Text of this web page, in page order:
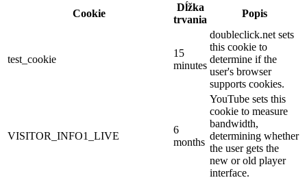
Cookie
Dĺžka
trvania
Popis
test_cookie
15
minutes
doubleclick.net sets
this cookie to
determine if the
user's browser
supports cookies.
VISITOR_INFO1_LIVE
6
months
YouTube sets this
cookie to measure
bandwidth,
determining whether
the user gets the
new or old player
interface.